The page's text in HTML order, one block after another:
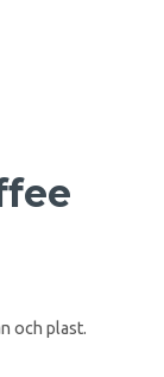
och plast.